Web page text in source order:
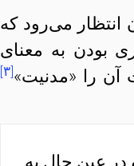
انتظار می‌رود که
بودن‌ به معنای
را «مدنیت»[۳]
در عین حال به